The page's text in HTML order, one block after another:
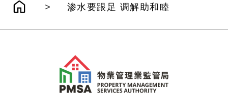
> 渗水要跟足 调解助和睦